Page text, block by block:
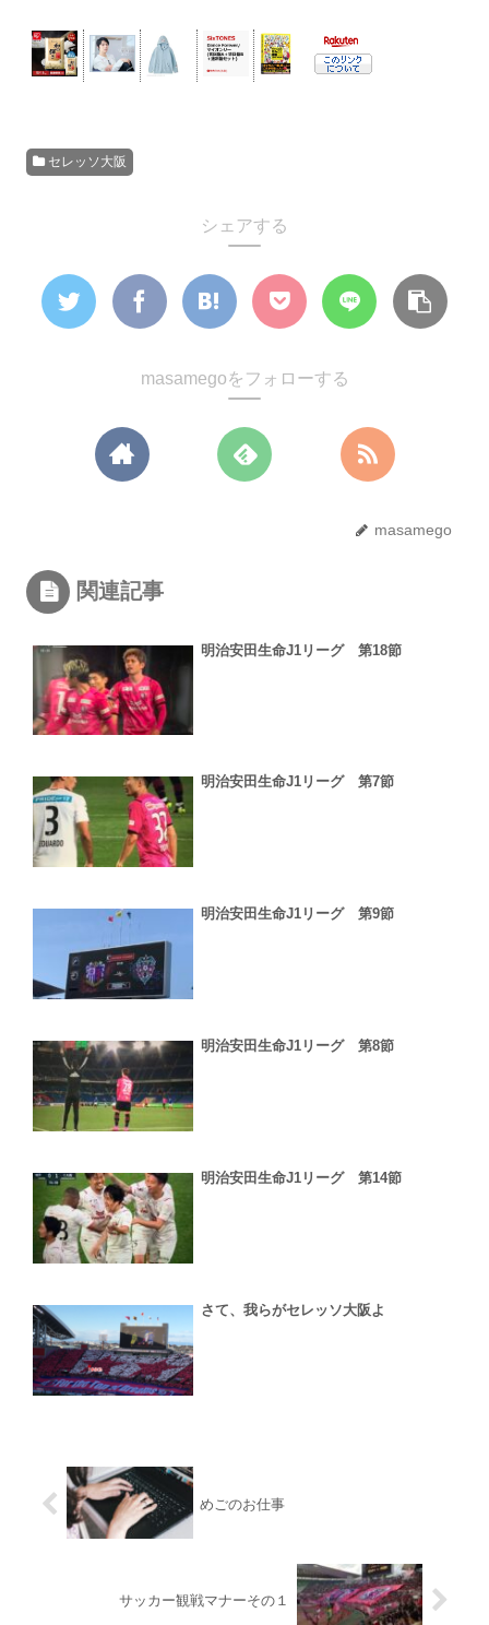
セレッソ大阪
シェアする
masamegoをフォローする
masamego
関連記事
明治安田生命J1リーグ 第18節
明治安田生命J1リーグ 第7節
明治安田生命J1リーグ 第9節
明治安田生命J1リーグ 第8節
明治安田生命J1リーグ 第14節
さて、我らがセレッソ大阪よ
めごのお仕事
サッカー観戦マナーその１